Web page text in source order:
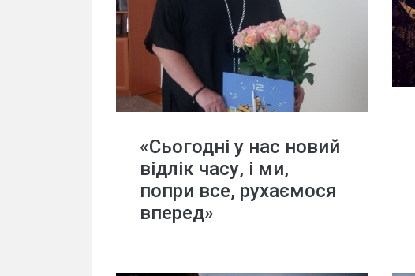
«Сьогодні у нас новий
відлік часу, і ми,
попри все, рухаємося
вперед»